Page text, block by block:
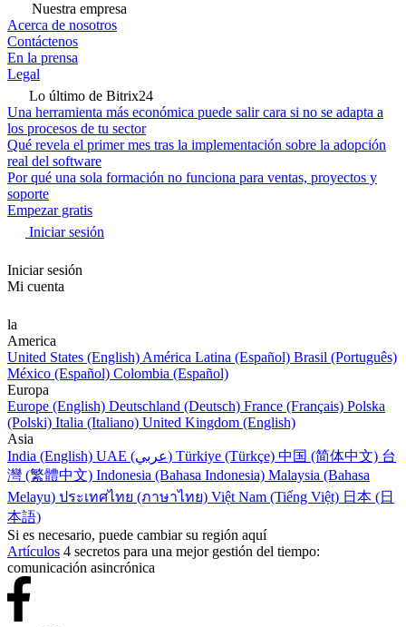
Nuestra empresa
Acerca de nosotros
Contáctenos
En la prensa
Legal
Lo último de Bitrix24
Una herramienta más económica puede salir cara si no se adapta a
los procesos de tu sector
Qué revela el primer mes tras la implementación sobre la adopción
real del software
Por qué una sola formación no funciona para ventas, proyectos y
soporte
Empezar gratis
Iniciar sesión
Iniciar sesión
Mi cuenta
la
America
United States (English) América Latina (Español) Brasil (Português)
México (Español) Colombia (Español)
Europa
Europe (English) Deutschland (Deutsch) France (Français) Polska
(Polski) Italia (Italiano) United Kingdom (English)
Asia
India (English)
UAE (عربي) Türkiye (Türkçe) 中国 (简体中文) 台
灣 (繁體中文) Indonesia (Bahasa Indonesia) Malaysia (Bahasa
Melayu) ประเทศไทย (ภาษาไทย) Việt Nam (Tiếng Việt) 日本 (日
本語)
Si es necesario, puede cambiar su región aquí
Artículos 4 secretos para una mejor gestión del tiempo:
comunicación asincrónica